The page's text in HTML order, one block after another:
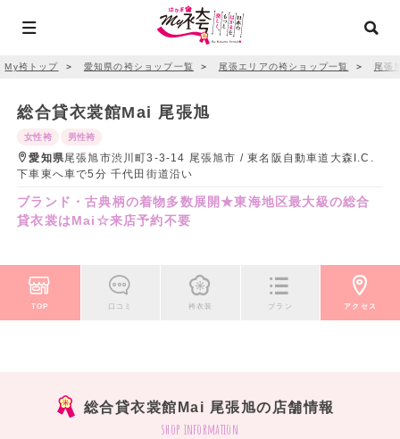
My袴トップ ＞ 愛知県の袴ショップ一覧 ＞ 尾張エリアの袴ショップ一覧 ＞ 尾張
総合貸衣裳館Mai 尾張旭
女性袴 男性袴
愛知県尾張旭市渋川町3-3-14 尾張旭市 / 東名阪自動車道大森I.C.
下車東へ車で5分 千代田街道沿い
ブランド・古典柄の着物多数展開★東海地区最大級の総合
貸衣裳はMai☆来店予約不要
TOP 口コミ 袴衣装 プラン アクセス
総合貸衣裳館Mai 尾張旭の店舗情報
shop information